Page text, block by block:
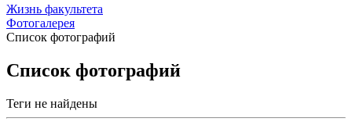
Жизнь факультета
Фотогалерея
Список фотографий
Список фотографий
Теги не найдены